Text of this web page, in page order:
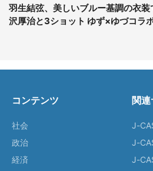
羽生結弦、美しいブルー基調の衣
沢厚治と3ショット ゆず×ゆづコラ
コンテンツ
社会
政治
経済
関連
J-
J-
J-